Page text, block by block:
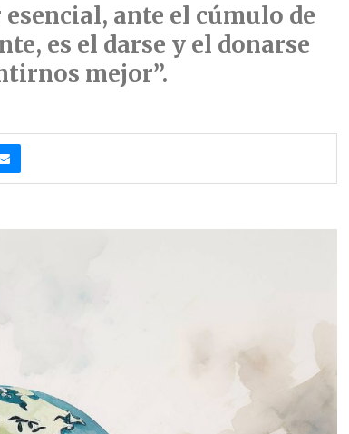
ante el cúmulo de
es el darse y el donarse
mejor”.